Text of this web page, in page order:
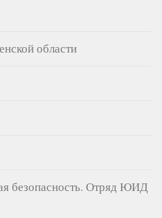
области
безопасность. Отряд ЮИД